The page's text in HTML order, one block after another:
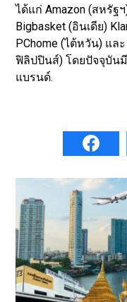
ได้แก่ Amazon (สหรัฐ
Bigbasket (อินเดีย)
PChome (ไต้หวัน) แล
ฟิลิปปินส์) โดยปัจจุบัน
แบรนด์.